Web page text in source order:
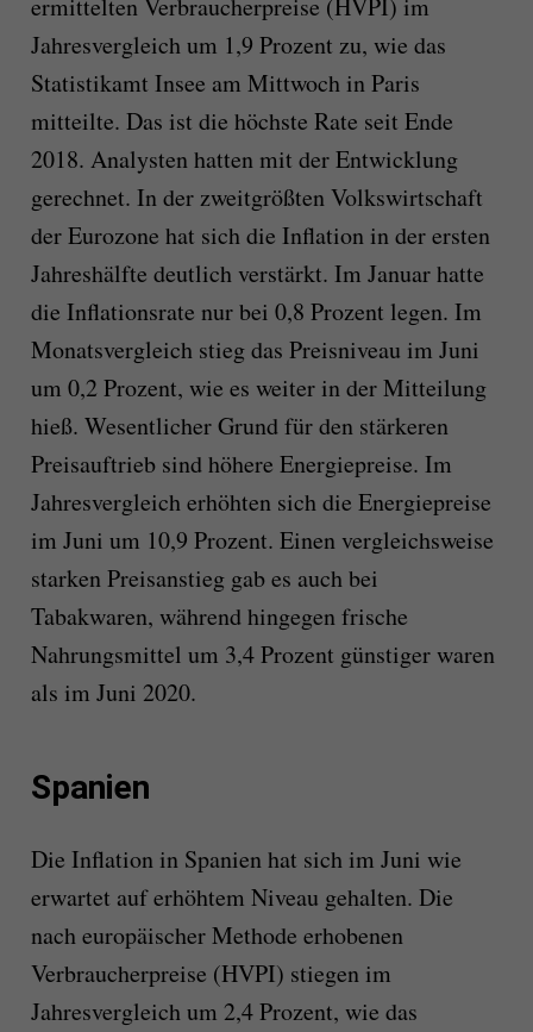
ermittelten Verbraucherpreise (HVPI) im
Jahresvergleich um 1,9 Prozent zu, wie das
Statistikamt Insee am Mittwoch in Paris
mitteilte. Das ist die höchste Rate seit Ende
2018. Analysten hatten mit der Entwicklung
gerechnet. In der zweitgrößten Volkswirtschaft
der Eurozone hat sich die Inflation in der ersten
Jahreshälfte deutlich verstärkt. Im Januar hatte
die Inflationsrate nur bei 0,8 Prozent legen. Im
Monatsvergleich stieg das Preisniveau im Juni
um 0,2 Prozent, wie es weiter in der Mitteilung
hieß. Wesentlicher Grund für den stärkeren
Preisauftrieb sind höhere Energiepreise. Im
Jahresvergleich erhöhten sich die Energiepreise
im Juni um 10,9 Prozent. Einen vergleichsweise
starken Preisanstieg gab es auch bei
Tabakwaren, während hingegen frische
Nahrungsmittel um 3,4 Prozent günstiger waren
als im Juni 2020.
Spanien
Die Inflation in Spanien hat sich im Juni wie
erwartet auf erhöhtem Niveau gehalten. Die
nach europäischer Methode erhobenen
Verbraucherpreise (HVPI) stiegen im
Jahresvergleich um 2,4 Prozent, wie das